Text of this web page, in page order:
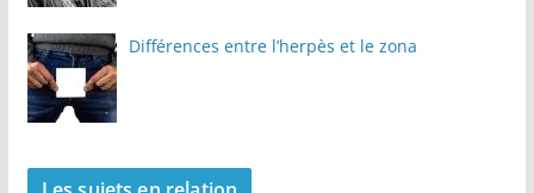
Différences entre l’herpès et le zona